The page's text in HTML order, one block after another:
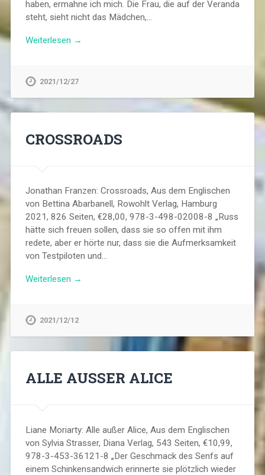
haben, ermahne ich mich. Die Frau, die auf der Veranda
steht, sieht nicht das Mädchen,…
Weiterlesen →
2021/12/27
CROSSROADS
Jonathan Franzen: Crossroads, Aus dem Englischen
von Bettina Abarbanell, Rowohlt Verlag, Hamburg
2021, 826 Seiten, €28,00, 978-3-498-02008-8 „Russ
hätte sich freuen sollen, dass sie so offen mit ihm
redete, aber er hörte nur, dass sie die Aufmerksamkeit
von Testpiloten und…
Weiterlesen →
2021/12/12
ALLE AUSSER ALICE
Liane Moriarty: Alle außer Alice, Aus dem Englischen
von Sylvia Strasser, Diana Verlag, 543 Seiten, €10,99,
978-3-453-36121-8 „Der Geschmack des Senfs auf
einem Schinkensandwich erinnerte sie plötzlich wieder